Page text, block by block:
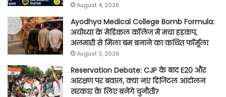
August 4, 2026
Ayodhya Medical College Bomb Formula:
अयोध्या के मेडिकल कॉलेज में मचा हड़कंप,
अलमारी से मिला बम बनाने का कथित फॉर्मूला
August 3, 2026
Reservation Debate: CJP के बाद E20 और
आरक्षण पर बवाल, क्या नए डिजिटल आंदोलन
सरकार के लिए बनेंगे चुनौती?